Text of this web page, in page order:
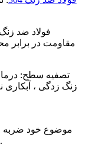
مقاومت در برابر
تصفیه سطح:
زنگ زدگی ، آبکاری
موضوع خود ضربه
نخ توصیه شده بیشتر از یا مساوی 2 برابر قطر.